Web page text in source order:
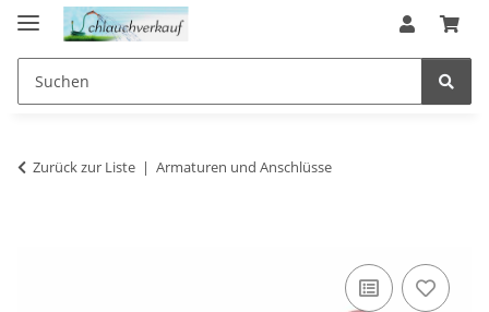
Zurück zur Liste Armaturen und Anschlüsse